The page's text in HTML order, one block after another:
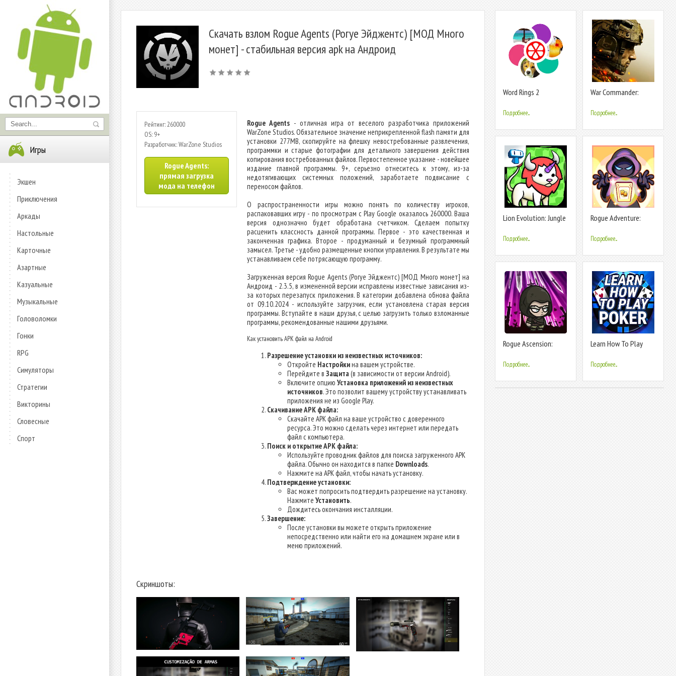
Игры
Экшен
Приключения
Аркады
Настольные
Карточные
Азартные
Казуальные
Музыкальные
Головоломки
Гонки
RPG
Симуляторы
Стратегии
Викторины
Словесные
Спорт
Скачать взлом Rogue Agents (Рогуе Эйджентс) [МОД Много
монет] - стабильная версия apk на Андроид
Рейтинг: 260000
OS: 9+
Разработчик: WarZone Studios
Rogue Agents:
прямая загрузка
мода на телефон
Rogue Agents - отличная игра от веселого разработчика приложений
WarZone Studios. Обязательное значение неприкрепленной flash памяти для
установки 277MB, скопируйте на флешку невостребованные развлечения,
программки и старые фотографии для детального завершения действия
копирования востребованных файлов. Первостепенное указание - новейшее
издание главной программы. 9+, серьезно отнеситесь к этому, из-за
недотягивающих системных положений, заработаете подвисание с
переносом файлов.
О распространенности игры можно понять по количеству игроков,
распаковавших игру - по просмотрам с Play Google оказалось 260000. Ваша
версия однозначно будет обработана счетчиком. Сделаем попытку
расценить классность данной программы. Первое - это качественная и
законченная графика. Второе - продуманный и безумный программный
замысел. Третье - удобно размещенные кнопки управления. В результате мы
устанавливаем себе потрясающую программу.
Загруженная версия Rogue Agents (Рогуе Эйджентс) [МОД Много монет] на
Андроид - 2.3.5, в измененной версии исправлены известные зависания из-
за которых перезапуск приложения. В категории добавлена обнова файла
от 09.10.2024 - используйте загрузчик, если установлена старая версия
программы. Вступайте в наши друзья, с целью загрузить только взломанные
программы, рекомендованные нашими друзьями.
Как установить APK файл на Android
Разрешение установки из неизвестных источников:
Откройте Настройкина вашем устройстве.
Перейдите в Защита(в зависимости от версии Android).
Включите опцию Установка приложений из неизвестных
источников. Это позволит вашему устройству устанавливать
приложения не из Google Play.
Скачивание APK файла:
Скачайте APK файл на ваше устройство с доверенного
ресурса. Это можно сделать через интернет или передать
файл с компьютера.
Поиск и открытие APK файла:
Используйте проводник файлов для поиска загруженного APK
файла. Обычно он находится в папке Downloads.
Нажмите на APK файл, чтобы начать установку.
Подтверждение установки:
Вас может попросить подтвердить разрешение на установку.
Нажмите Установить.
Дождитесь окончания инсталляции.
Завершение:
После установки вы можете открыть приложение
непосредственно или найти его на домашнем экране или в
меню приложений.
Скриншоты:
Word Rings 2
Подробнее...
War Commander:
Подробнее...
Lion Evolution: Jungle
Подробнее...
Rogue Adventure:
Подробнее...
Rogue Ascension:
Подробнее...
Learn How To Play
Подробнее...